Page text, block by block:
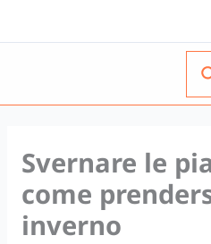
al
Svernare le
come
inverno